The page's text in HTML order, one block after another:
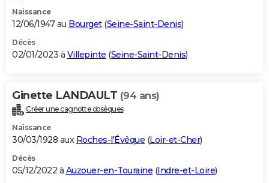
Naissance
12/06/1947 au Bourget(Seine-Saint-Denis)
Décès
02/01/2023 à Villepinte (Seine-Saint-Denis)
Ginette LANDAULT (94 ans)
Créer une cagnotte obsèques
Naissance
30/03/1928 aux Roches-l'Évêque (Loir-et-Cher)
Décès
05/12/2022 à Auzouer-en-Touraine (Indre-et-Loire)